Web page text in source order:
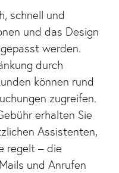
schnell und
und das Design
werden.
durch
können rund
zugreifen.
erhalten Sie
Assistenten,
regelt – die
und Anrufen